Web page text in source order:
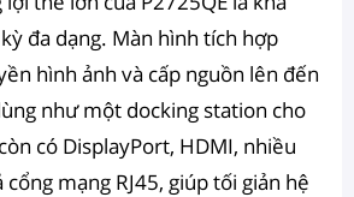
đa dạng. Màn hình tích hợp
hình ảnh và cấp nguồn lên đến
như một docking station cho
có DisplayPort, HDMI, nhiều
cổng mạng RJ45, giúp tối giản hệ